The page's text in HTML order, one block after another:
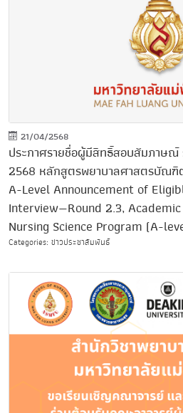
21/04/2568
ประกาศรายชื่อผู้มีสิทธิ์สอบสัมภาษณ์
2568 หลักสูตรพยาบาลศาสตรบัณ
A-Level Announcement of
Interview—Round 2.3,
Nursing Science Program (A-
Categories: ข่าวประชาสัมพันธ์